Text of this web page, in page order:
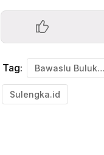
Tag: Bawaslu Bulukumba
Sulengka.id